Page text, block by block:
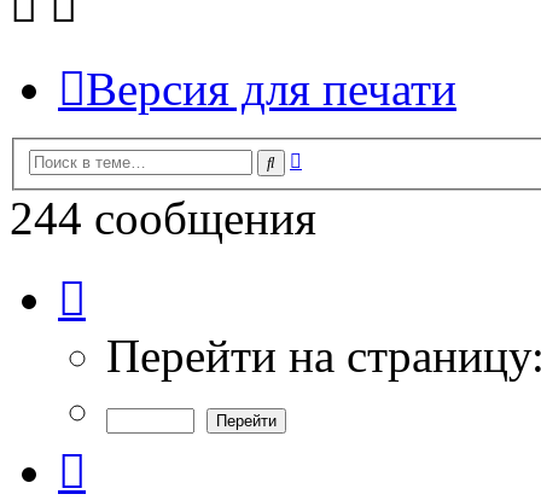
Версия для печати
Поиск
244 сообщения
из
Перейти на